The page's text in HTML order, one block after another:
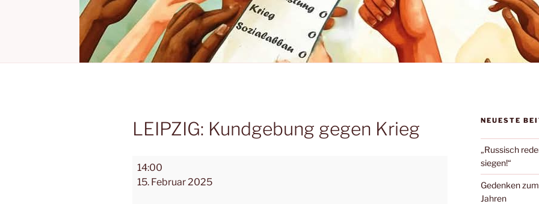
LEIPZIG: Kundgebung gegen Krieg
14:00
15. Februar 2025
NEUESTE
„Russisch
siegen!“
Gedenken
Jahren